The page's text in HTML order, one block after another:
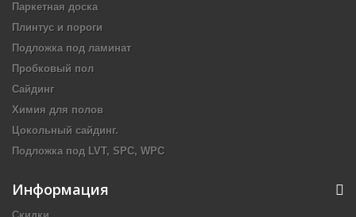
Паркетная доска
Плинтус и пороги
Подложка под ламинат
Пробковый пол
Сайдинг
Химия для полов
Цокольный сайдинг.
Подложка под LVT, SPC, WPC
Информация